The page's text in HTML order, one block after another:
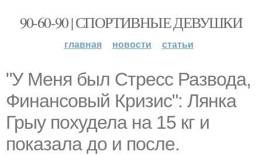
90-60-90 | СПОРТИВНЫЕ ДЕВУШКИ
главная новости статьи
"У Меня был Стресс Развода,
Финансовый Кризис": Лянка
Грыу похудела на 15 кг и
показала до и после.